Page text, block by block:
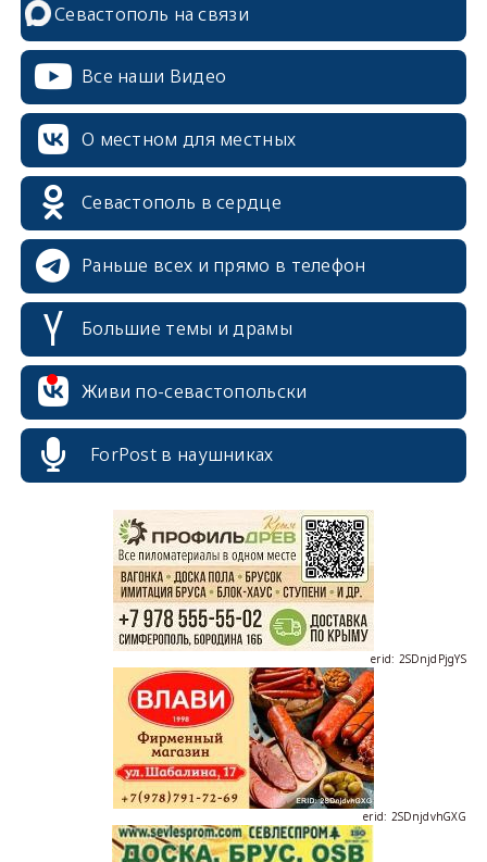
Севастополь на связи
Все наши Видео
О местном для местных
Севастополь в сердце
Раньше всех и прямо в телефон
Большие темы и драмы
Живи по-севастопольски
ForPost в наушниках
erid: 2SDnjdPjgYS
erid: 2SDnjdvhGXG